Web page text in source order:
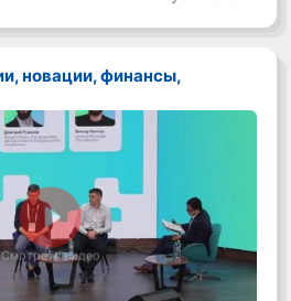
уверенный курс
среде»
Смотреть видео